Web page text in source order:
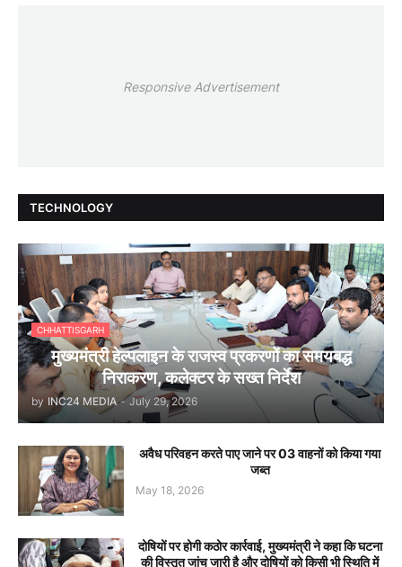
Responsive Advertisement
TECHNOLOGY
CHHATTISGARH
मुख्यमंत्री हेल्पलाइन के राजस्व प्रकरणों का समयबद्ध
निराकरण, कलेक्टर के सख्त निर्देश
by INC24 MEDIA - July 29, 2026
अवैध परिवहन करते पाए जाने पर 03 वाहनों को किया गया
जब्त
May 18, 2026
दोषियों पर होगी कठोर कार्रवाई, मुख्यमंत्री ने कहा कि घटना
की विस्तृत जांच जारी है और दोषियों को किसी भी स्थिति में